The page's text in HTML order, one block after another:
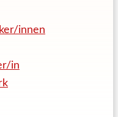
innen
in